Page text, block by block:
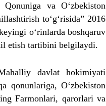
va O‘zbekiston
to‘g‘risida” 2016
o‘rinlarda boshqaruv
etish tartibini belgilaydi.
davlat hokimiyati
qonunlariga, O‘zbekiston
Farmonlari, qarorlari va